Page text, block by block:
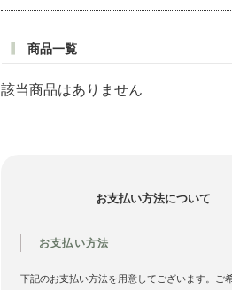
商品一覧
該当商品はありません
お支払い方法について
お支払い方法
下記のお支払い方法を用意してございます。ご